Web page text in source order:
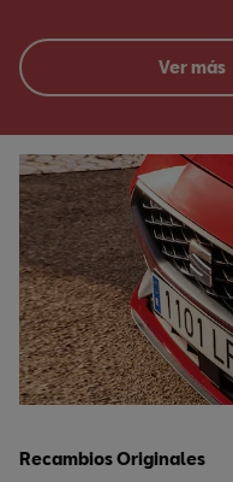
Ver más
Recambios Originales